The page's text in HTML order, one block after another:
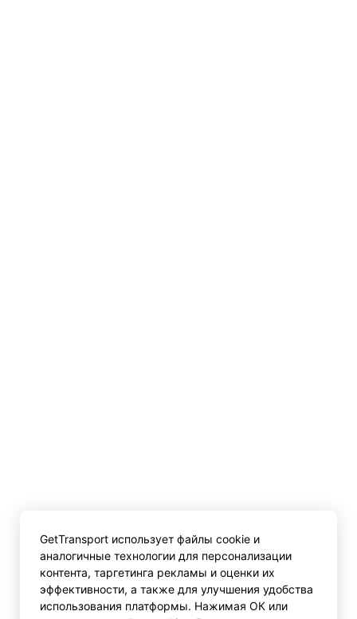
GetTransport использует файлы cookie и
аналогичные технологии для персонализации
контента, таргетинга рекламы и оценки их
эффективности, а также для улучшения удобства
использования платформы. Нажимая ОК или